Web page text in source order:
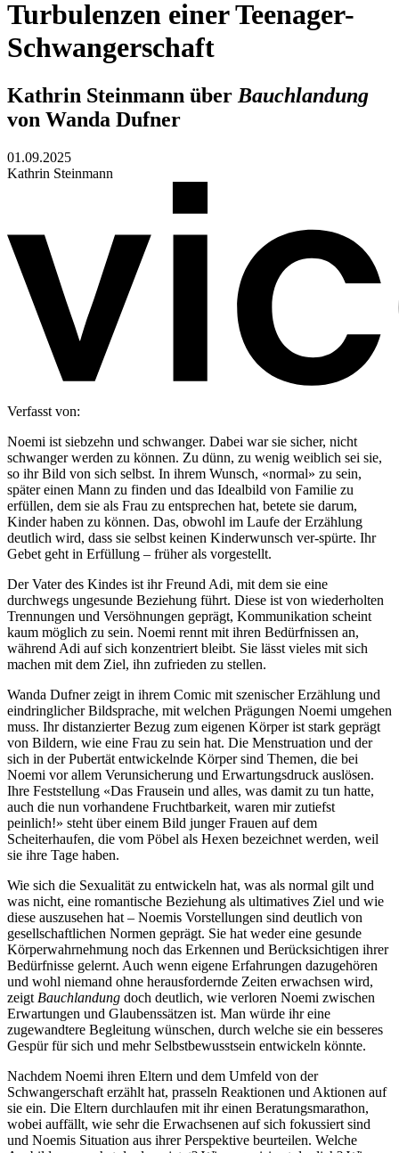
Turbulenzen einer Teenager-
Schwangerschaft
Kathrin Steinmann über Bauchlandung
von Wanda Dufner
01.09.2025
Kathrin Steinmann
Verfasst von:
Noemi ist siebzehn und schwanger. Dabei war sie sicher, nicht
schwanger werden zu können. Zu dünn, zu wenig weiblich sei sie,
so ihr Bild von sich selbst. In ihrem Wunsch, «normal» zu sein,
später einen Mann zu finden und das Idealbild von Familie zu
erfüllen, dem sie als Frau zu entsprechen hat, betete sie darum,
Kinder haben zu können. Das, obwohl im Laufe der Erzählung
deutlich wird, dass sie selbst keinen Kinderwunsch ver-spürte. Ihr
Gebet geht in Erfüllung – früher als vorgestellt.
Der Vater des Kindes ist ihr Freund Adi, mit dem sie eine
durchwegs ungesunde Beziehung führt. Diese ist von wiederholten
Trennungen und Versöhnungen geprägt, Kommunikation scheint
kaum möglich zu sein. Noemi rennt mit ihren Bedürfnissen an,
während Adi auf sich konzentriert bleibt. Sie lässt vieles mit sich
machen mit dem Ziel, ihn zufrieden zu stellen.
Wanda Dufner zeigt in ihrem Comic mit szenischer Erzählung und
eindringlicher Bildsprache, mit welchen Prägungen Noemi umgehen
muss. Ihr distanzierter Bezug zum eigenen Körper ist stark geprägt
von Bildern, wie eine Frau zu sein hat. Die Menstruation und der
sich in der Pubertät entwickelnde Körper sind Themen, die bei
Noemi vor allem Verunsicherung und Erwartungsdruck auslösen.
Ihre Feststellung «Das Frausein und alles, was damit zu tun hatte,
auch die nun vorhandene Fruchtbarkeit, waren mir zutiefst
peinlich!» steht über einem Bild junger Frauen auf dem
Scheiterhaufen, die vom Pöbel als Hexen bezeichnet werden, weil
sie ihre Tage haben.
Wie sich die Sexualität zu entwickeln hat, was als normal gilt und
was nicht, eine romantische Beziehung als ultimatives Ziel und wie
diese auszusehen hat – Noemis Vorstellungen sind deutlich von
gesellschaftlichen Normen geprägt. Sie hat weder eine gesunde
Körperwahrnehmung noch das Erkennen und Berücksichtigen ihrer
Bedürfnisse gelernt. Auch wenn eigene Erfahrungen dazugehören
und wohl niemand ohne herausfordernde Zeiten erwachsen wird,
zeigt Bauchlandung doch deutlich, wie verloren Noemi zwischen
Erwartungen und Glaubenssätzen ist. Man würde ihr eine
zugewandtere Begleitung wünschen, durch welche sie ein besseres
Gespür für sich und mehr Selbstbewusstsein entwickeln könnte.
Nachdem Noemi ihren Eltern und dem Umfeld von der
Schwangerschaft erzählt hat, prasseln Reaktionen und Aktionen auf
sie ein. Die Eltern durchlaufen mit ihr einen Beratungsmarathon,
wobei auffällt, wie sehr die Erwachsenen auf sich fokussiert sind
und Noemis Situation aus ihrer Perspektive beurteilen. Welche